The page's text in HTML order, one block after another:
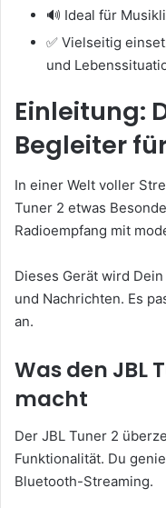
🔊 Ideal für
✅ Vielseitig
und
Einleitung:
Begleiter
In einer Welt voller
Tuner 2 etwas
Radioempfang mit
Dieses Gerät wird
und Nachrichten. Es
an.
Was den JBL
macht
Der JBL Tuner 2
Funktionalität. Du
Bluetooth-Streaming.